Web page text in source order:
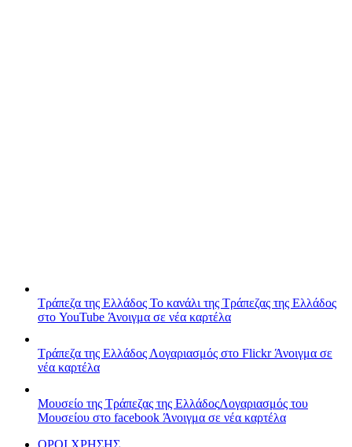
Τράπεζα της Ελλάδος Το κανάλι της Τράπεζας της Ελλάδος
στο YouTube Άνοιγμα σε νέα καρτέλα
Τράπεζα της Ελλάδος Λογαριασμός στο FlickrΆνοιγμα σε
νέα καρτέλα
Μουσείο της Τράπεζας της ΕλλάδοςΛογαριασμός του
Μουσείου στο facebook Άνοιγμα σε νέα καρτέλα
ΟΡΟΙ ΧΡΗΣΗΣ